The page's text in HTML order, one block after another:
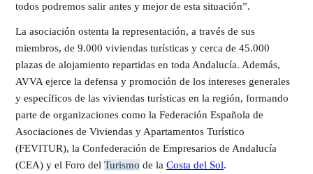
todos podremos salir antes y mejor de esta situación”.
La asociación ostenta la representación, a través de sus
miembros, de 9.000 viviendas turísticas y cerca de 45.000
plazas de alojamiento repartidas en toda Andalucía. Además,
AVVA ejerce la defensa y promoción de los intereses generales
y específicos de las viviendas turísticas en la región, formando
parte de organizaciones como la Federación Española de
Asociaciones de Viviendas y Apartamentos Turístico
(FEVITUR), la Confederación de Empresarios de Andalucía
(CEA) y el Foro del Turismo de la Costa del Sol.